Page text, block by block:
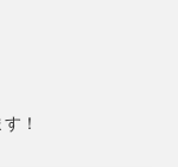
！